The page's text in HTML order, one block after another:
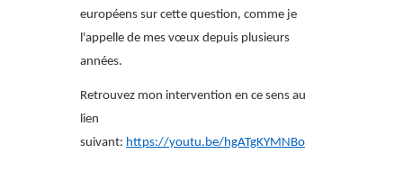
européens sur cette question, comme je
l'appelle de mes vœux depuis plusieurs
années.
Retrouvez mon intervention en ce sens au
lien
suivant: https://youtu.be/hgATgKYMNBo